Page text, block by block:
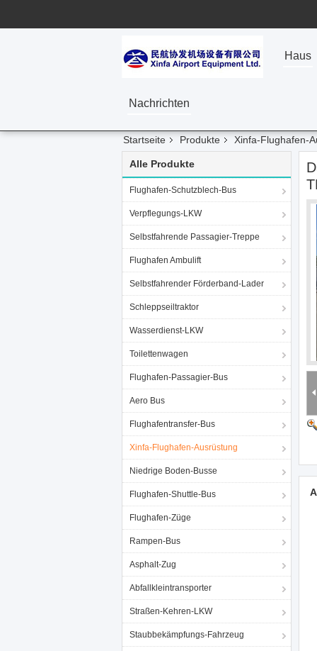
Haus
Nachrichten
Startseite Produkte Xinfa-Flughafen-
Alle Produkte
Flughafen-Schutzblech-Bus
Verpflegungs-LKW
Selbstfahrende Passagier-Treppe
Flughafen Ambulift
Selbstfahrender Förderband-Lader
Schleppseiltraktor
Wasserdienst-LKW
Toilettenwagen
Flughafen-Passagier-Bus
Aero Bus
Flughafentransfer-Bus
Xinfa-Flughafen-Ausrüstung
Niedrige Boden-Busse
Flughafen-Shuttle-Bus
Flughafen-Züge
Rampen-Bus
Asphalt-Zug
Abfallkleintransporter
Straßen-Kehren-LKW
Staubbekämpfungs-Fahrzeug